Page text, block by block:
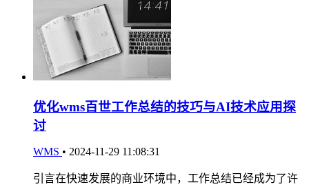
优化wms百世工作总结的技巧与AI技术应用探
讨
WMS • 2024-11-29 11:08:31
引言在快速发展的商业环境中，工作总结已经成为了许